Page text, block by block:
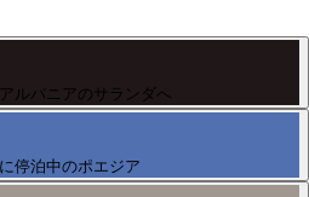
ルバニアのサランダへ
停泊中のポエジア